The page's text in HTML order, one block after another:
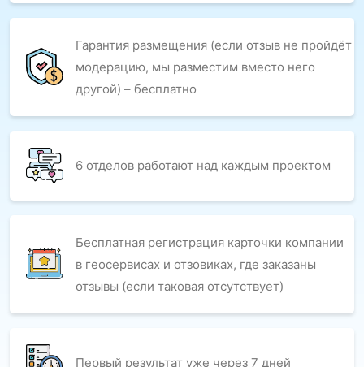
Гарантия размещения (если отзыв не пройдёт
модерацию, мы разместим вместо него
другой) – бесплатно
6 отделов работают над каждым проектом
Бесплатная регистрация карточки компании
в геосервисах и отзовиках, где заказаны
отзывы (если таковая отсутствует)
Первый результат уже через 7 дней